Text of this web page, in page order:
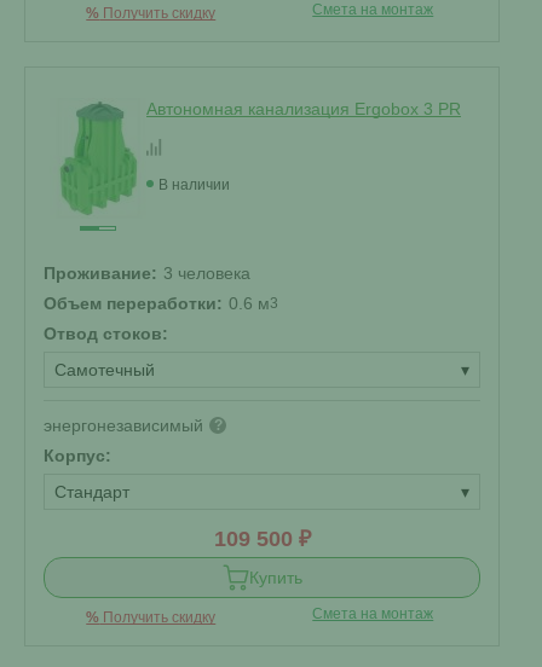
% Получить скидку Смета на монтаж
Автономная канализация Ergobox 3 PR
В наличии
Проживание: 3 человека
Объем переработки: 0.6 м3
Отвод стоков:
Самотечный
▾
энергонезависимый ?
Корпус:
Стандарт
▾
109 500 ₽
Купить
% Получить скидку Смета на монтаж